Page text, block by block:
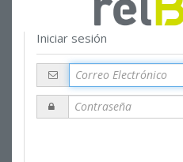
Iniciar sesión